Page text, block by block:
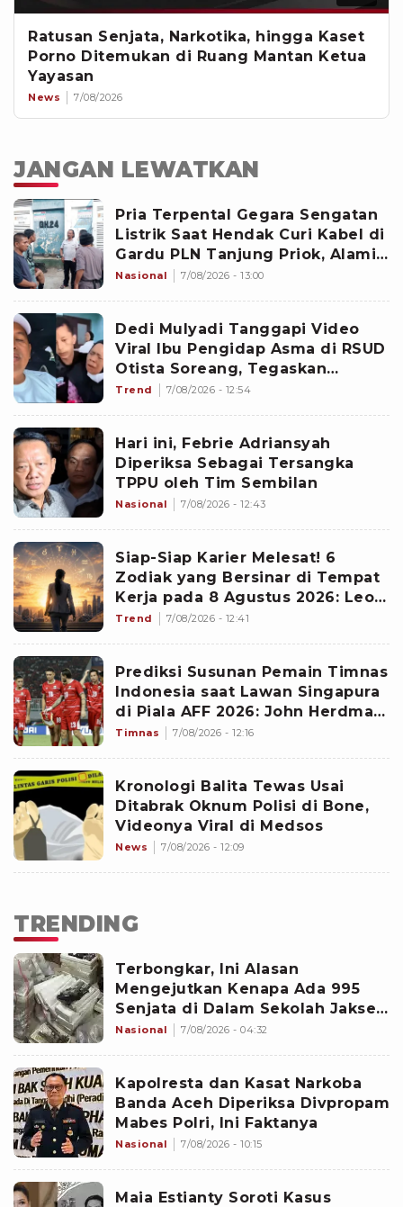
Ratusan Senjata, Narkotika, hingga Kaset
Porno Ditemukan di Ruang Mantan Ketua
Yayasan
News 7/08/2026
JANGAN LEWATKAN
Pria Terpental Gegara Sengatan
Listrik Saat Hendak Curi Kabel di
Gardu PLN Tanjung Priok, Alami
Luka Bakar 70 Persen
Nasional 7/08/2026 - 13:00
Dedi Mulyadi Tanggapi Video
Viral Ibu Pengidap Asma di RSUD
Otista Soreang, Tegaskan
Layanan Kesehatan Hak Semua
Trend 7/08/2026 - 12:54
Hari ini, Febrie Adriansyah
Diperiksa Sebagai Tersangka
TPPU oleh Tim Sembilan
Nasional 7/08/2026 - 12:43
Siap-Siap Karier Melesat! 6
Zodiak yang Bersinar di Tempat
Kerja pada 8 Agustus 2026: Leo
Paling Menonjol
Trend 7/08/2026 - 12:41
Prediksi Susunan Pemain Timnas
Indonesia saat Lawan Singapura
di Piala AFF 2026: John Herdman
Siapkan Formasi Terkuat
Timnas 7/08/2026 - 12:16
Kronologi Balita Tewas Usai
Ditabrak Oknum Polisi di Bone,
Videonya Viral di Medsos
News 7/08/2026 - 12:09
TRENDING
Terbongkar, Ini Alasan
Mengejutkan Kenapa Ada 995
Senjata di Dalam Sekolah Jaksel
Sejak 2020
Nasional 7/08/2026 - 04:32
Kapolresta dan Kasat Narkoba
Banda Aceh Diperiksa Divpropam
Mabes Polri, Ini Faktanya
Nasional 7/08/2026 - 10:15
Maia Estianty Soroti Kasus